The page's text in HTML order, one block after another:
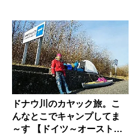
ドナウ川のカヤック旅。こ
んなとこでキャンプしてま
～す 【ドイツ～オーストリ